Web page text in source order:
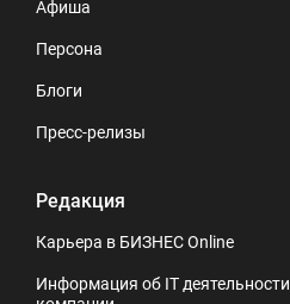
Афиша
Персона
Блоги
Пресс-релизы
Редакция
Карьера в БИЗНЕС Online
Информация об IT деятельности